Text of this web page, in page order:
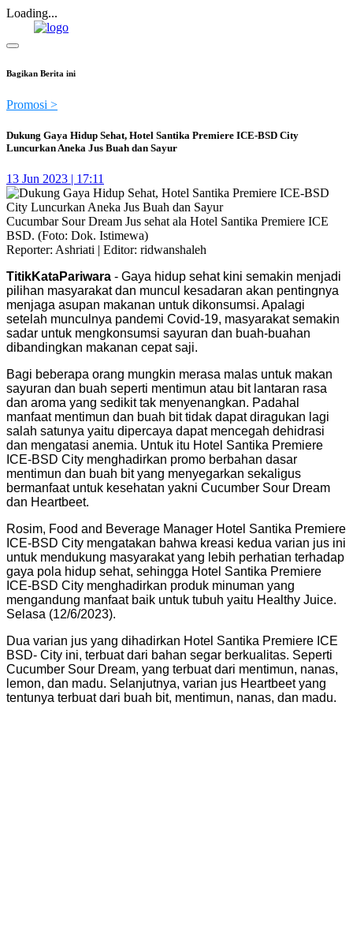
Loading...
Bagikan Berita ini
Promosi >
Dukung Gaya Hidup Sehat, Hotel Santika Premiere ICE-BSD City
Luncurkan Aneka Jus Buah dan Sayur
13 Jun 2023 | 17:11
Cucumbar Sour Dream Jus sehat ala Hotel Santika Premiere ICE
BSD. (Foto: Dok. Istimewa)
Reporter: Ashriati | Editor: ridwanshaleh
TitikKataPariwara - Gaya hidup sehat kini semakin menjadi
pilihan masyarakat dan muncul kesadaran akan pentingnya
menjaga asupan makanan untuk dikonsumsi. Apalagi
setelah munculnya pandemi Covid-19, masyarakat semakin
sadar untuk mengkonsumsi sayuran dan buah-buahan
dibandingkan makanan cepat saji.
Bagi beberapa orang mungkin merasa malas untuk makan
sayuran dan buah seperti mentimun atau bit lantaran rasa
dan aroma yang sedikit tak menyenangkan. Padahal
manfaat mentimun dan buah bit tidak dapat diragukan lagi
salah satunya yaitu dipercaya dapat mencegah dehidrasi
dan mengatasi anemia. Untuk itu Hotel Santika Premiere
ICE-BSD City menghadirkan promo berbahan dasar
mentimun dan buah bit yang menyegarkan sekaligus
bermanfaat untuk kesehatan yakni Cucumber Sour Dream
dan Heartbeet.
Rosim, Food and Beverage Manager Hotel Santika Premiere
ICE-BSD City mengatakan bahwa kreasi kedua varian jus ini
untuk mendukung masyarakat yang lebih perhatian terhadap
gaya pola hidup sehat, sehingga Hotel Santika Premiere
ICE-BSD City menghadirkan produk minuman yang
mengandung manfaat baik untuk tubuh yaitu Healthy Juice.
Selasa (12/6/2023).
Dua varian jus yang dihadirkan Hotel Santika Premiere ICE
BSD- City ini, terbuat dari bahan segar berkualitas. Seperti
Cucumber Sour Dream, yang terbuat dari mentimun, nanas,
lemon, dan madu. Selanjutnya, varian jus Heartbeet yang
tentunya terbuat dari buah bit, mentimun, nanas, dan madu.